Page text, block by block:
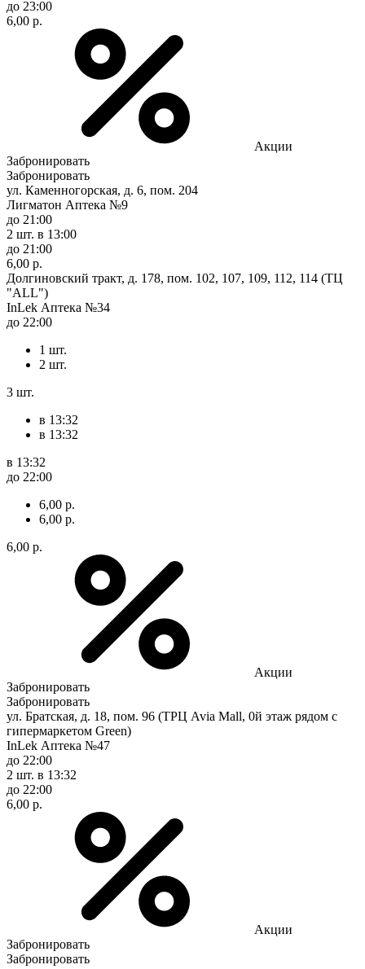
до 23:00
6,00 р.
Акции
Забронировать
Забронировать
ул. Каменногорская, д. 6, пом. 204
Лигматон Аптека №9
до 21:00
2 шт. в 13:00
до 21:00
6,00 р.
Долгиновский тракт, д. 178, пом. 102, 107, 109, 112, 114 (ТЦ
"ALL")
InLek Аптека №34
до 22:00
1 шт.
2 шт.
3 шт.
в 13:32
в 13:32
в 13:32
до 22:00
6,00 р.
6,00 р.
6,00 р.
Акции
Забронировать
Забронировать
ул. Братская, д. 18, пом. 96 (ТРЦ Avia Mall, 0й этаж рядом с
гипермаркетом Green)
InLek Аптека №47
до 22:00
2 шт. в 13:32
до 22:00
6,00 р.
Акции
Забронировать
Забронировать